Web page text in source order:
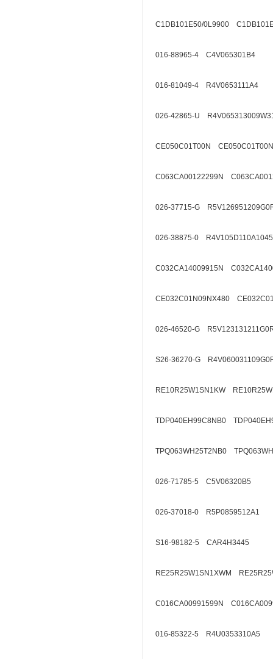
C1DB101E50/0L9900
016-88965-4 C4V065301B4
016-81049-4 R4V0653111A4
026-42865-U
CE050C01T00N
C063CA00122299N
026-37715-G
026-38875-0 R4V105D110A1045
C032CA14009915N
CE032C01N09NX480
026-46520-G
S26-36270-G
RE10R25W1SN1KW
TDP040EH99C8NB0
TPQ063WH25T2NB0
026-71785-5 C5V06320B5
026-37018-0 R5P0859512A1
S16-98182-5 CAR4H3445
RE25R25W1SN1XWM
C016CA00991599N
016-85322-5 R4U0353310A5